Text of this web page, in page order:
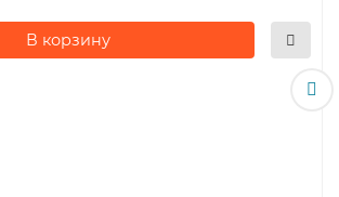
В корзину